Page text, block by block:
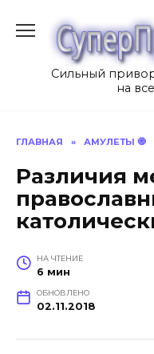
содержанию
Сильный
на
ГЛАВНАЯ » АМУЛЕТЫ 🧿
Различия
НА ЧТЕНИЕ
6 мин
ОБНОВЛЕНО
02.11.2018